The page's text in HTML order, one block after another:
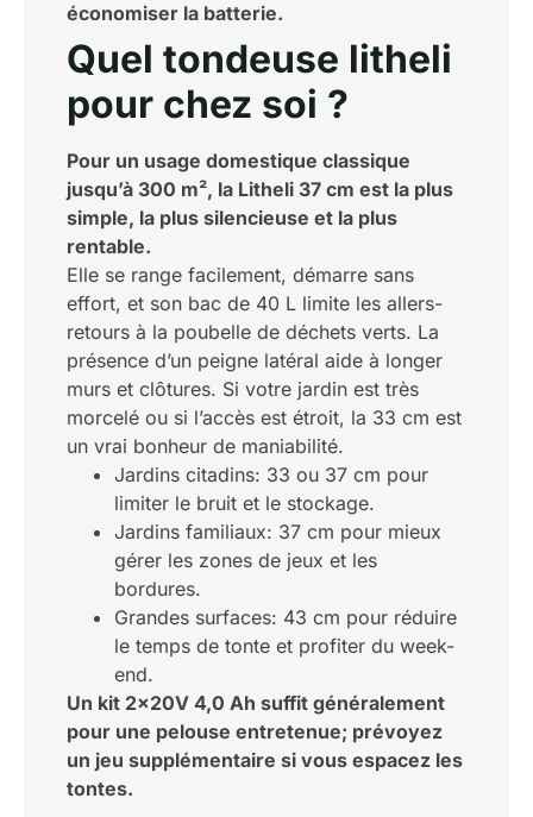
économiser la batterie.
Quel tondeuse litheli
pour chez soi ?
Pour un usage domestique classique
jusqu’à 300 m², la Litheli 37 cm est la plus
simple, la plus silencieuse et la plus
rentable.
Elle se range facilement, démarre sans
effort, et son bac de 40 L limite les allers-
retours à la poubelle de déchets verts. La
présence d’un peigne latéral aide à longer
murs et clôtures. Si votre jardin est très
morcelé ou si l’accès est étroit, la 33 cm est
un vrai bonheur de maniabilité.
Jardins citadins: 33 ou 37 cm pour
limiter le bruit et le stockage.
Jardins familiaux: 37 cm pour mieux
gérer les zones de jeux et les
bordures.
Grandes surfaces: 43 cm pour réduire
le temps de tonte et profiter du week-
end.
Un kit 2x20V 4,0 Ah suffit généralement
pour une pelouse entretenue; prévoyez
un jeu supplémentaire si vous espacez les
tontes.